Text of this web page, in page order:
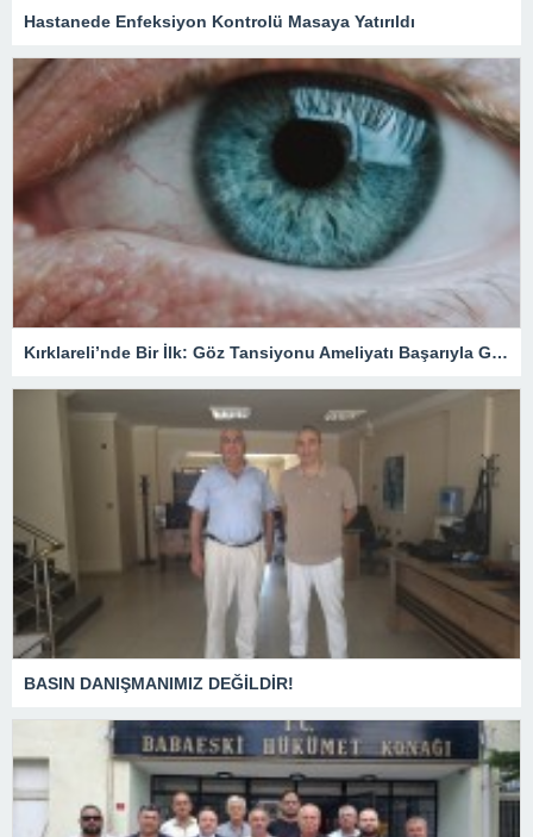
Hastanede Enfeksiyon Kontrolü Masaya Yatırıldı
Kırklareli’nde Bir İlk: Göz Tansiyonu Ameliyatı Başarıyla Gerçekleştirildi
BASIN DANIŞMANIMIZ DEĞİLDİR!